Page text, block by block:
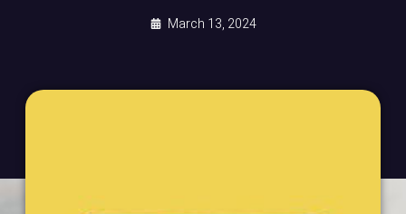
March 13, 2024